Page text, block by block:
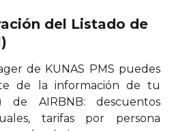
del Listado de
de KUNAS PMS puedes
de la información de tu
de AIRBNB: descuentos
tarifas por persona